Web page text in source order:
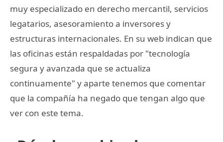
muy especializado en derecho mercantil, servicios
legatarios, asesoramiento a inversores y
estructuras internacionales. En su web indican que
las oficinas están respaldadas por "tecnología
segura y avanzada que se actualiza
continuamente" y aparte tenemos que comentar
que la compañía ha negado que tengan algo que
ver con este tema.